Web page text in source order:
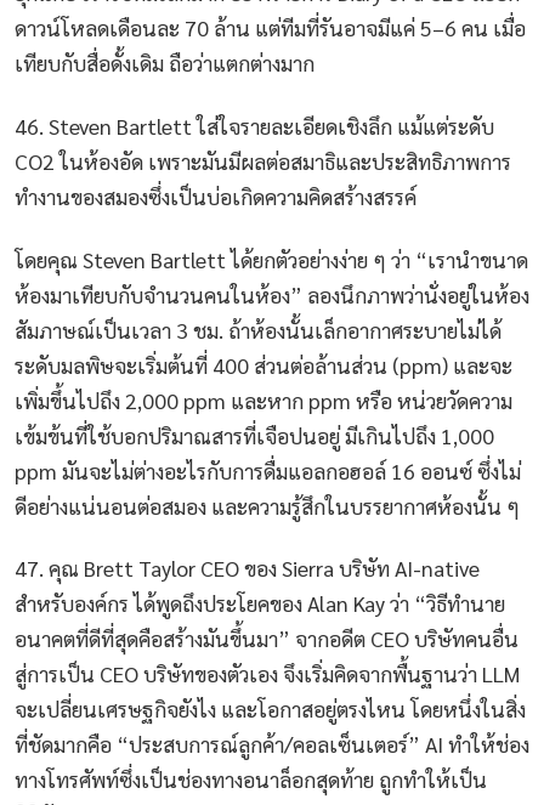
ดาวน์โหลดเดือนละ 70 ล้าน แต่ทีมที่รันอาจมีแค่ 5–6 คน เมื่อ
เทียบกับสื่อดั้งเดิม ถือว่าแตกต่างมาก
46. Steven Bartlett ใส่ใจรายละเอียดเชิงลึก แม้แต่ระดับ
CO2 ในห้องอัด เพราะมันมีผลต่อสมาธิและประสิทธิภาพการ
ทำงานของสมองซึ่งเป็นบ่อเกิดความคิดสร้างสรรค์
โดยคุณ Steven Bartlett ได้ยกตัวอย่างง่าย ๆ ว่า “เรานำขนาด
ห้องมาเทียบกับจำนวนคนในห้อง” ลองนึกภาพว่านั่งอยู่ในห้อง
สัมภาษณ์เป็นเวลา 3 ชม. ถ้าห้องนั้นเล็กอากาศระบายไม่ได้
ระดับมลพิษจะเริ่มต้นที่ 400 ส่วนต่อล้านส่วน (ppm) และจะ
เพิ่มขึ้นไปถึง 2,000 ppm และหาก ppm หรือ หน่วยวัดความ
เข้มข้นที่ใช้บอกปริมาณสารที่เจือปนอยู่ มีเกินไปถึง 1,000
ppm มันจะไม่ต่างอะไรกับการดื่มแอลกอฮอล์ 16 ออนซ์ ซึ่งไม่
ดีอย่างแน่นอนต่อสมอง และความรู้สึกในบรรยากาศห้องนั้น ๆ
47. คุณ Brett Taylor CEO ของ Sierra บริษัท AI-native
สำหรับองค์กร ได้พูดถึงประโยคของ Alan Kay ว่า “วิธีทำนาย
อนาคตที่ดีที่สุดคือสร้างมันขึ้นมา” จากอดีต CEO บริษัทคนอื่น
สู่การเป็น CEO บริษัทของตัวเอง จึงเริ่มคิดจากพื้นฐานว่า LLM
จะเปลี่ยนเศรษฐกิจยังไง และโอกาสอยู่ตรงไหน โดยหนึ่งในสิ่ง
ที่ชัดมากคือ “ประสบการณ์ลูกค้า/คอลเซ็นเตอร์” AI ทำให้ช่อง
ทางโทรศัพท์ซึ่งเป็นช่องทางอนาล็อกสุดท้าย ถูกทำให้เป็น